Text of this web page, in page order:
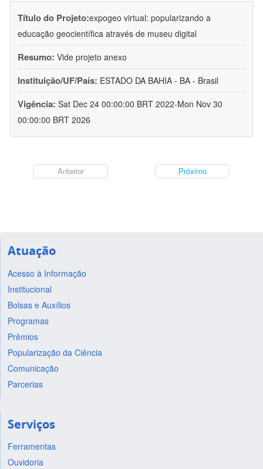
Título do Projeto:expogeo virtual: popularizando a
educação geocientífica através de museu digital
Resumo: Vide projeto anexo
Instituição/UF/País: ESTADO DA BAHIA - BA - Brasil
Vigência: Sat Dec 24 00:00:00 BRT 2022-Mon Nov 30
00:00:00 BRT 2026
Anterior Próximo
Atuação
Acesso à Informação
Institucional
Bolsas e Auxílios
Programas
Prêmios
Popularização da Ciência
Comunicação
Parcerias
Serviços
Ferramentas
Ouvidoria